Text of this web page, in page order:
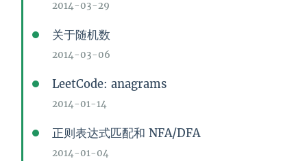
2014-03-29
关于随机数
2014-03-06
LeetCode: anagrams
2014-01-14
正则表达式匹配和 NFA/DFA
2014-01-04